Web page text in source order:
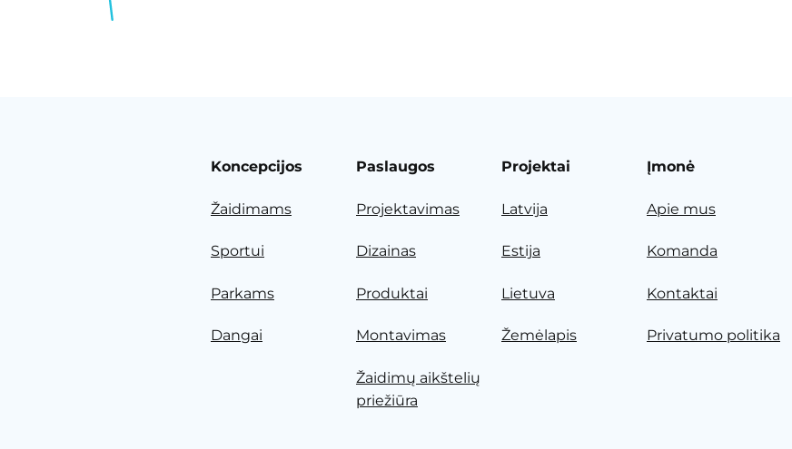
Koncepcijos
Žaidimams
Sportui
Parkams
Dangai
Paslaugos
Projektavimas
Dizainas
Produktai
Montavimas
Žaidimų aikštelių
priežiūra
Projektai
Latvija
Estija
Lietuva
Žemėlapis
Įmonė
Apie mus
Komanda
Kontaktai
Privatumo politika